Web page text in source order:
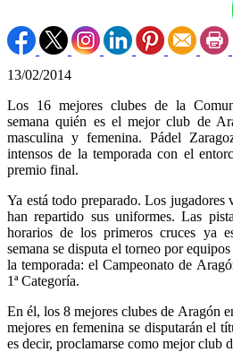
13/02/2014
Los 16 mejores clubes de la
semana quién es el mejor club de
masculina y femenina. Pádel
intensos de la temporada con el
premio final.
Ya está todo preparado. Los jugadores
han repartido sus uniformes. Las
horarios de los primeros cruces ya
semana se disputa el torneo por
la temporada: el Campeonato de
1ª Categoría.
En él, los 8 mejores clubes de Aragón
mejores en femenina se disputarán el
es decir, proclamarse como mejor club